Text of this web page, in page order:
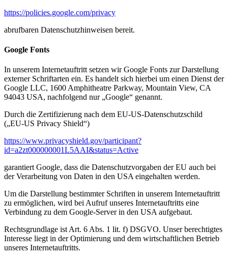
https://policies.google.com/privacy
abrufbaren Datenschutzhinweisen bereit.
Google Fonts
In unserem Internetauftritt setzen wir Google Fonts zur Darstellung
externer Schriftarten ein. Es handelt sich hierbei um einen Dienst der
Google LLC, 1600 Amphitheatre Parkway, Mountain View, CA
94043 USA, nachfolgend nur „Google“ genannt.
Durch die Zertifizierung nach dem EU-US-Datenschutzschild
(„EU-US Privacy Shield“)
https://www.privacyshield.gov/participant?
id=a2zt000000001L5AAI&status=Active
garantiert Google, dass die Datenschutzvorgaben der EU auch bei
der Verarbeitung von Daten in den USA eingehalten werden.
Um die Darstellung bestimmter Schriften in unserem Internetauftritt
zu ermöglichen, wird bei Aufruf unseres Internetauftritts eine
Verbindung zu dem Google-Server in den USA aufgebaut.
Rechtsgrundlage ist Art. 6 Abs. 1 lit. f) DSGVO. Unser berechtigtes
Interesse liegt in der Optimierung und dem wirtschaftlichen Betrieb
unseres Internetauftritts.